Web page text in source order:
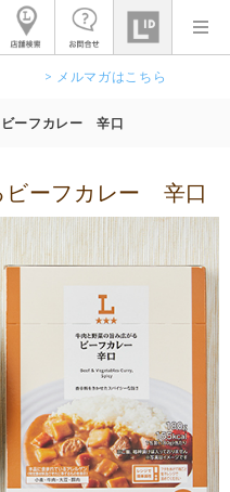
> メルマガはこちら
ビーフカレー 辛口
ビーフカレー 辛口